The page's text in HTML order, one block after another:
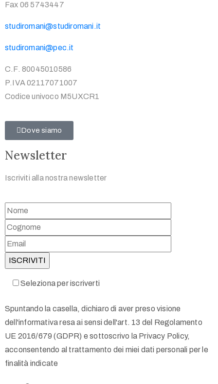
Fax 06 5743447
studiromani@studiromani.it
studiromani@pec.it
C.F. 80045010586
P.IVA 02117071007
Codice univoco M5UXCR1
Dove siamo
Newsletter
Iscriviti alla nostra newsletter
Seleziona per iscriverti
Spuntando la casella, dichiaro di aver preso visione
dell'informativa resa ai sensi dell'art. 13 del Regolamento
UE 2016/679 (GDPR) e sottoscrivo la Privacy Policy,
acconsentendo al trattamento dei miei dati personali per le
finalità indicate